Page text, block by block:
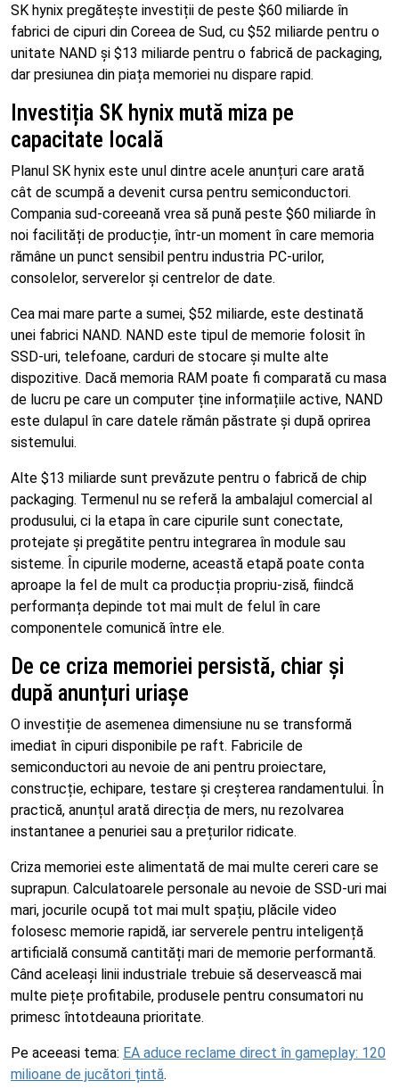
SK hynix pregătește investiții de peste $60 miliarde în
fabrici de cipuri din Coreea de Sud, cu $52 miliarde pentru o
unitate NAND și $13 miliarde pentru o fabrică de packaging,
dar presiunea din piața memoriei nu dispare rapid.
Investiția SK hynix mută miza pe
capacitate locală
Planul SK hynix este unul dintre acele anunțuri care arată
cât de scumpă a devenit cursa pentru semiconductori.
Compania sud-coreeană vrea să pună peste $60 miliarde în
noi facilități de producție, într-un moment în care memoria
rămâne un punct sensibil pentru industria PC-urilor,
consolelor, serverelor și centrelor de date.
Cea mai mare parte a sumei, $52 miliarde, este destinată
unei fabrici NAND. NAND este tipul de memorie folosit în
SSD-uri, telefoane, carduri de stocare și multe alte
dispozitive. Dacă memoria RAM poate fi comparată cu masa
de lucru pe care un computer ține informațiile active, NAND
este dulapul în care datele rămân păstrate și după oprirea
sistemului.
Alte $13 miliarde sunt prevăzute pentru o fabrică de chip
packaging. Termenul nu se referă la ambalajul comercial al
produsului, ci la etapa în care cipurile sunt conectate,
protejate și pregătite pentru integrarea în module sau
sisteme. În cipurile moderne, această etapă poate conta
aproape la fel de mult ca producția propriu-zisă, fiindcă
performanța depinde tot mai mult de felul în care
componentele comunică între ele.
De ce criza memoriei persistă, chiar și
după anunțuri uriașe
O investiție de asemenea dimensiune nu se transformă
imediat în cipuri disponibile pe raft. Fabricile de
semiconductori au nevoie de ani pentru proiectare,
construcție, echipare, testare și creșterea randamentului. În
practică, anunțul arată direcția de mers, nu rezolvarea
instantanee a penuriei sau a prețurilor ridicate.
Criza memoriei este alimentată de mai multe cereri care se
suprapun. Calculatoarele personale au nevoie de SSD-uri mai
mari, jocurile ocupă tot mai mult spațiu, plăcile video
folosesc memorie rapidă, iar serverele pentru inteligență
artificială consumă cantități mari de memorie performantă.
Când aceleași linii industriale trebuie să deservească mai
multe piețe profitabile, produsele pentru consumatori nu
primesc întotdeauna prioritate.
Pe aceeasi tema: EA aduce reclame direct în gameplay: 120
milioane de jucători țintă.